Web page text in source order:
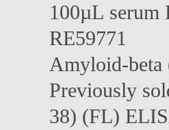
100µL serum
RE59771
Amyloid-
Previously
38) (FL)